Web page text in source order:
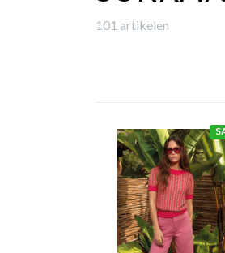
101 artikelen